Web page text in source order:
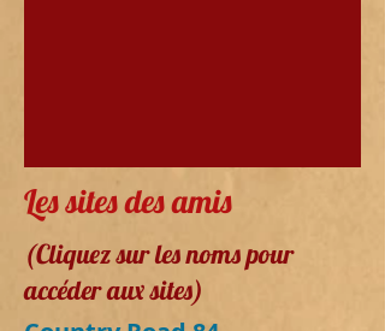
Les sites des amis
(Cliquez sur les noms pour
accéder aux sites)